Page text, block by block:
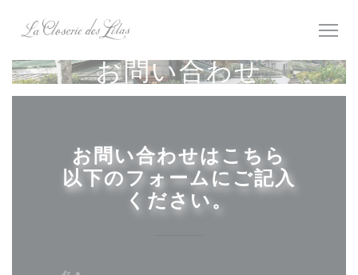
お問い合わせ
お問い合わせはこちら
以下のフォームにご記入
ください。